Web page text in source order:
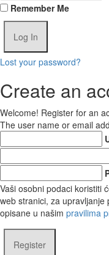
Remember Me
Lost your password?
Create an
Welcome! Register for an
The user name or email
Vaši osobni podaci koristiti
web stranici, za
opisane u našim pravilima